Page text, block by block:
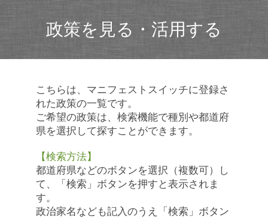
政策を見る・活用する
こちらは、マニフェストスイッチに登録さ
れた政策の一覧です。
ご希望の政策は、検索機能で種別や都道府
県を選択して探すことができます。
【検索方法】
都道府県などのボタンを選択（複数可）し
て、「検索」ボタンを押すと表示されま
す。
政治家名なども記入のうえ「検索」ボタン